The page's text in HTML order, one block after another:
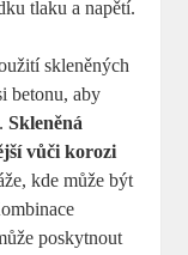
tlaku a napětí.
skleněných
betonu, aby
Skleněná
vůči korozi
kde může být
poskytnout